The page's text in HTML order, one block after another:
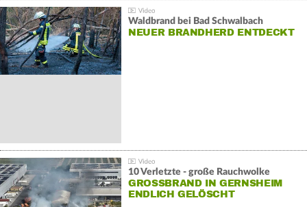
Waldbrand bei Bad Schwalbach
NEUER BRANDHERD ENTDECKT
10 Verletzte - große Rauchwolke
GROSSBRAND IN GERNSHEIM E
NDLICH GELÖSCHT